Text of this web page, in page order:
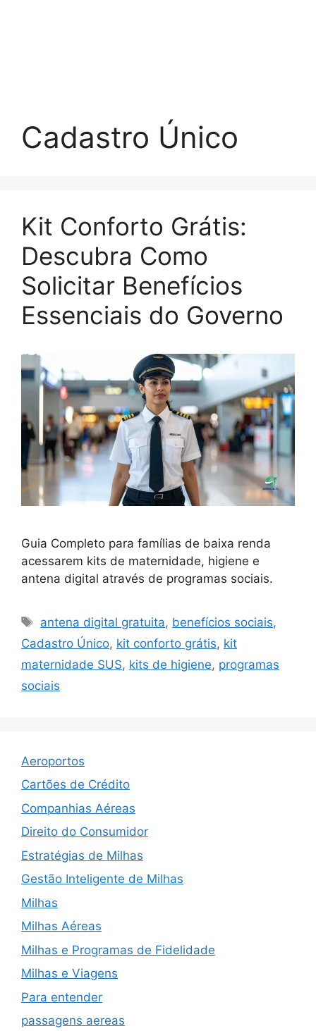
Cadastro Único
Kit Conforto Grátis:
Descubra Como
Solicitar Benefícios
Essenciais do Governo
Guia Completo para famílias de baixa renda
acessarem kits de maternidade, higiene e
antena digital através de programas sociais.
Tags
antena digital gratuita, benefícios sociais,
Cadastro Único, kit conforto grátis, kit
maternidade SUS, kits de higiene, programas
sociais
Aeroportos
Cartões de Crédito
Companhias Aéreas
Direito do Consumidor
Estratégias de Milhas
Gestão Inteligente de Milhas
Milhas
Milhas Aéreas
Milhas e Programas de Fidelidade
Milhas e Viagens
Para entender
passagens aereas